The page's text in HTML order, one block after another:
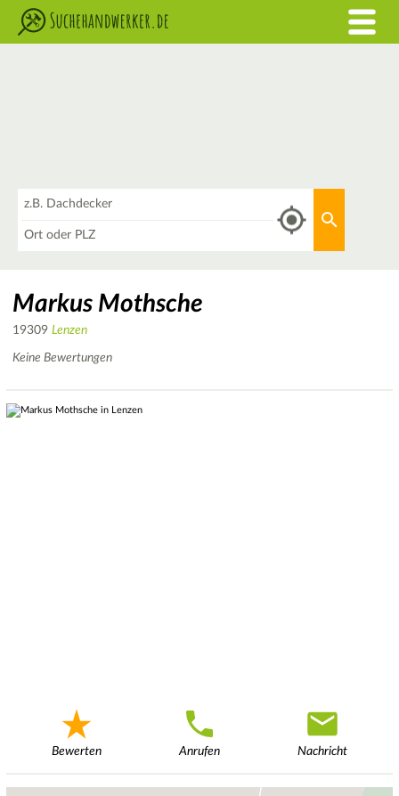
Markus Mothsche
19309 Lenzen
Keine Bewertungen
Bewerten Anrufen Nachricht